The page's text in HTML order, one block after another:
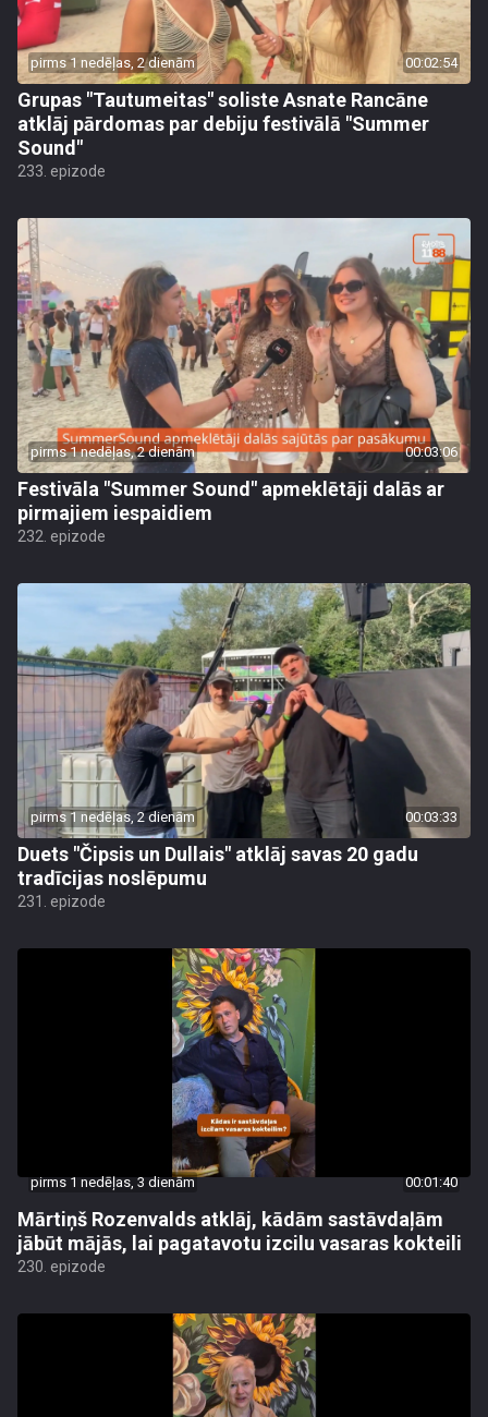
pirms 1 nedēļas, 2 dienām 00:02:54
Grupas "Tautumeitas" soliste Asnate Rancāne
atklāj pārdomas par debiju festivālā "Summer
Sound"
233. epizode
pirms 1 nedēļas, 2 dienām 00:03:06
Festivāla "Summer Sound" apmeklētāji dalās ar
pirmajiem iespaidiem
232. epizode
pirms 1 nedēļas, 2 dienām 00:03:33
Duets "Čipsis un Dullais" atklāj savas 20 gadu
tradīcijas noslēpumu
231. epizode
pirms 1 nedēļas, 3 dienām 00:01:40
Mārtiņš Rozenvalds atklāj, kādām sastāvdaļām
jābūt mājās, lai pagatavotu izcilu vasaras kokteili
230. epizode